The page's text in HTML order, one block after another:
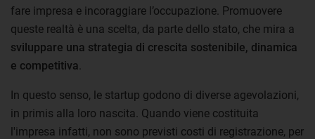
fare impresa e incoraggiare l’occupazione. Promuovere
queste realtà è una scelta, da parte dello stato, che mira a
sviluppare una strategia di crescita sostenibile, dinamica
e competitiva.
In questo senso, le startup godono di diverse agevolazioni,
in primis alla loro nascita. Quando viene costituita
l'impresa infatti, non sono previsti costi di registrazione, per